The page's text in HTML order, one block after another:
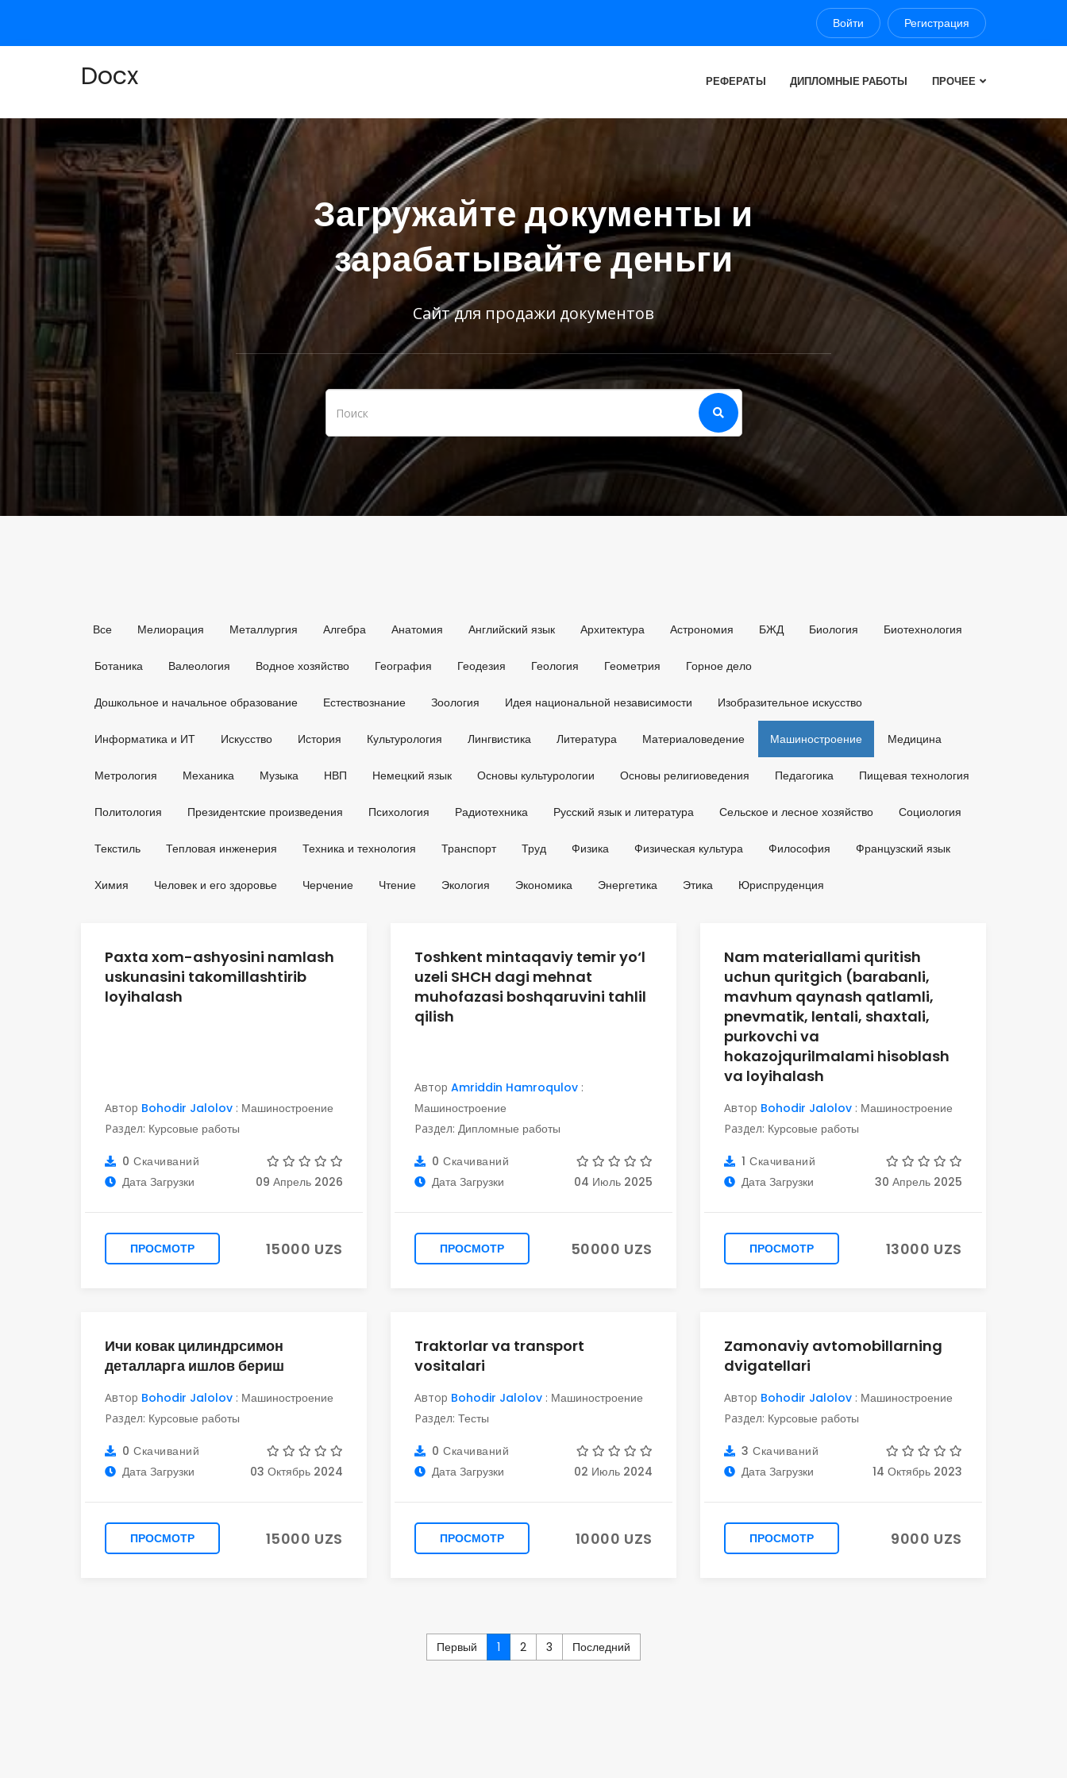
Войти Регистрация
Docx РЕФЕРАТЫ ДИПЛОМНЫЕ РАБОТЫ ПРОЧЕЕ
Загружайте документы и
зарабатывайте деньги
Сайт для продажи документов
Все Мелиорация Металлургия Алгебра Анатомия Английский язык Архитектура Астрономия БЖД Биология Биотехнология
Ботаника Валеология Водное хозяйство География Геодезия Геология Геометрия Горное дело
Дошкольное и начальное образование Естествознание Зоология Идея национальной независимости Изобразительное искусство
Информатика и ИТ Искусство История Культурология Лингвистика Литература Материаловедение Машиностроение Медицина
Метрология Механика Музыка НВП Немецкий язык Основы культурологии Основы религиоведения Педагогика Пищевая технология
Политология Президентские произведения Психология Радиотехника Русский язык и литература Сельское и лесное хозяйство Социология
Текстиль Тепловая инженерия Техника и технология Транспорт Труд Физика Физическая культура Философия Французский язык
Химия Человек и его здоровье Черчение Чтение Экология Экономика Энергетика Этика Юриспруденция
Paxta xom-ashyosini namlash
uskunasini takomillashtirib
loyihalash
Автор Bohodir Jalolov : Машиностроение
Раздел: Курсовые работы
0 Скачиваний
Дата Загрузки
09 Апрель 2026
ПРОСМОТР 15000 UZS
Toshkent mintaqaviy temir yo‘l
uzeli SHCH dagi mehnat
muhofazasi boshqaruvini tahlil
qilish
Автор Amriddin Hamroqulov :
Машиностроение
Раздел: Дипломные работы
0 Скачиваний
Дата Загрузки
04 Июль 2025
ПРОСМОТР 50000 UZS
Nam materiallami quritish
uchun quritgich (barabanli,
mavhum qaynash qatlamli,
pnevmatik, lentali, shaxtali,
purkovchi va
hokazojqurilmalami hisoblash
va loyihalash
Автор Bohodir Jalolov : Машиностроение
Раздел: Курсовые работы
1 Скачиваний
Дата Загрузки
30 Апрель 2025
ПРОСМОТР 13000 UZS
Ичи ковак цилиндрсимон
деталларга ишлов бериш
Автор Bohodir Jalolov : Машиностроение
Раздел: Курсовые работы
0 Скачиваний
Дата Загрузки
03 Октябрь 2024
ПРОСМОТР 15000 UZS
Traktorlar va transport
vositalari
Автор Bohodir Jalolov : Машиностроение
Раздел: Тесты
0 Скачиваний
Дата Загрузки
02 Июль 2024
ПРОСМОТР 10000 UZS
Zamonaviy avtomobillarning
dvigatellari
Автор Bohodir Jalolov : Машиностроение
Раздел: Курсовые работы
3 Скачиваний
Дата Загрузки
14 Октябрь 2023
ПРОСМОТР 9000 UZS
Первый 1 2 3 Последний